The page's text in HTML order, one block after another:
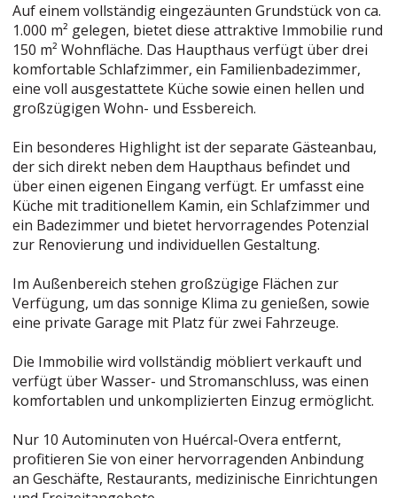
Auf einem vollständig eingezäunten Grundstück von ca.
1.000 m² gelegen, bietet diese attraktive Immobilie rund
150 m² Wohnfläche. Das Haupthaus verfügt über drei
komfortable Schlafzimmer, ein Familienbadezimmer,
eine voll ausgestattete Küche sowie einen hellen und
großzügigen Wohn- und Essbereich.
Ein besonderes Highlight ist der separate Gästeanbau,
der sich direkt neben dem Haupthaus befindet und
über einen eigenen Eingang verfügt. Er umfasst eine
Küche mit traditionellem Kamin, ein Schlafzimmer und
ein Badezimmer und bietet hervorragendes Potenzial
zur Renovierung und individuellen Gestaltung.
Im Außenbereich stehen großzügige Flächen zur
Verfügung, um das sonnige Klima zu genießen, sowie
eine private Garage mit Platz für zwei Fahrzeuge.
Die Immobilie wird vollständig möbliert verkauft und
verfügt über Wasser- und Stromanschluss, was einen
komfortablen und unkomplizierten Einzug ermöglicht.
Nur 10 Autominuten von Huércal-Overa entfernt,
profitieren Sie von einer hervorragenden Anbindung
an Geschäfte, Restaurants, medizinische Einrichtungen